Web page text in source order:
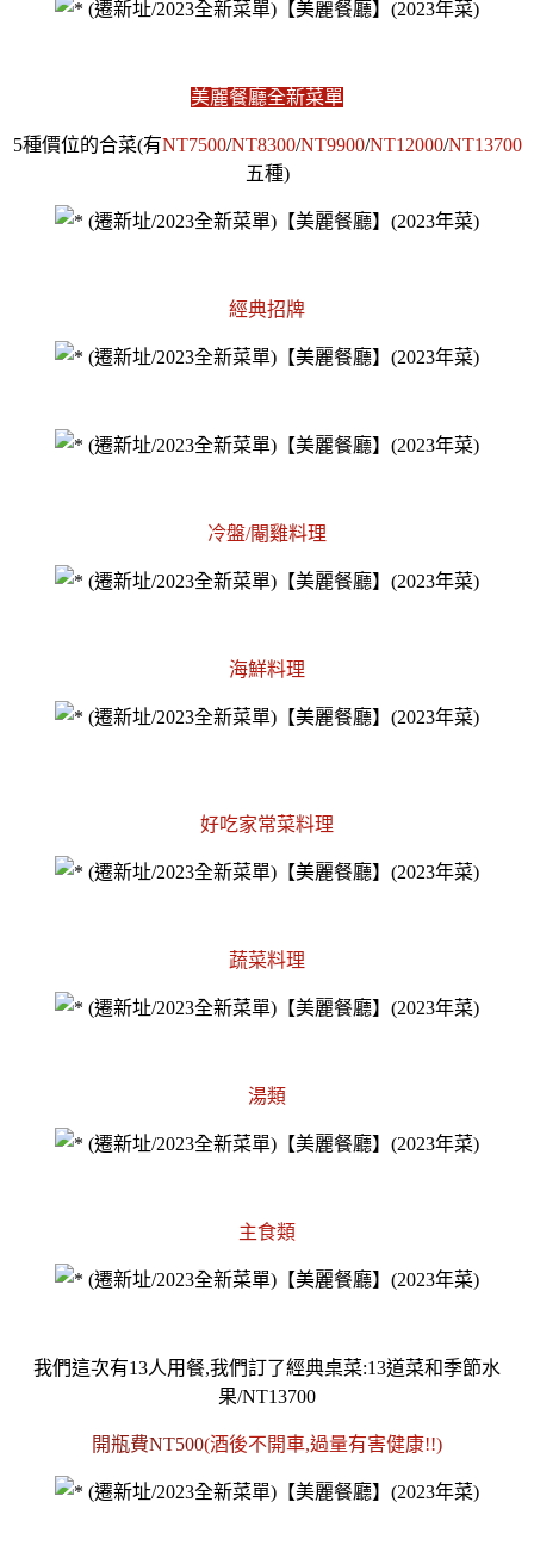
美麗餐廳全新菜單
5種價位的合菜(有NT7500/NT8300/NT9900/NT12000/NT13700
五種)
經典招牌
冷盤/閹雞料理
海鮮料理
好吃家常菜料理
蔬菜料理
湯類
主食類
我們這次有13人用餐,我們訂了經典桌菜:13道菜和季節水
果/NT13700
開瓶費NT500(酒後不開車,過量有害健康!!)